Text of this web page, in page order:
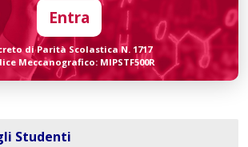
Entra
di Parità Scolastica N. 1717
Meccanografico: MIPSTF500R
Studenti